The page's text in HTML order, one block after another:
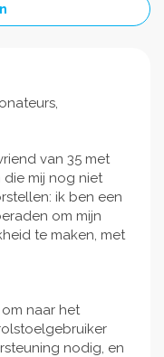
van 35 met
die mij nog niet
ik ben een
om mijn
te maken, met
naar het
nodig, en